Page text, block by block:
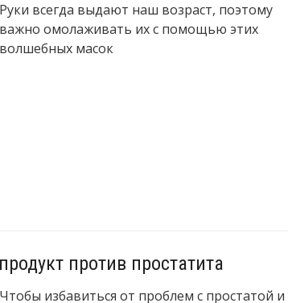
Руки всегда выдают наш возраст, поэтому
важно омолаживать их с помощью этих
волшебных масок
против простатита
Чтобы избавиться от проблем с простатой и